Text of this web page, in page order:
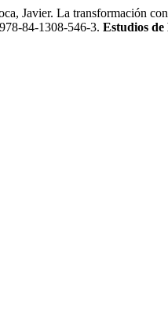
Javier. La transformación
84-1308-546-3. Estudios de